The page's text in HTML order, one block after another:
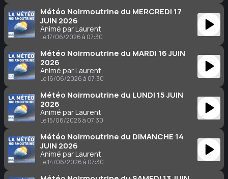
Météo Noirmoutrine du MERCREDI 17
JUIN 2026
Animé par Laurent
Le 17/06/2026 à 07:30
Météo Noirmoutrine du MARDI 16 JUIN
2026
Animé par Laurent
Le 16/06/2026 à 07:30
Météo Noirmoutrine du LUNDI 15 JUIN
2026
Animé par Laurent
Le 15/06/2026 à 07:30
Météo Noirmoutrine du DIMANCHE 14
JUIN 2026
Animé par Laurent
Le 14/06/2026 à 07:30